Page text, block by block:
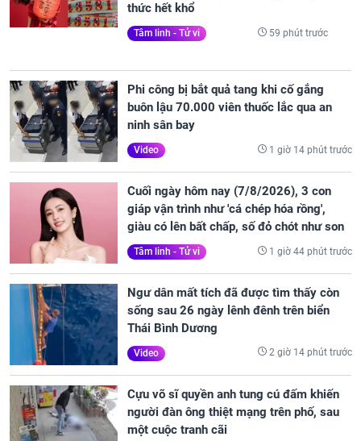
thức hết khổ
Tâm linh - Tử vi 59 phút trước
Phi công bị bắt quả tang khi cố gắng
buôn lậu 70.000 viên thuốc lắc qua an
ninh sân bay
Video 1 giờ 14 phút trước
Cuối ngày hôm nay (7/8/2026), 3 con
giáp vận trình như 'cá chép hóa rồng',
giàu có lên bất chấp, số đỏ chót như son
Tâm linh - Tử vi 1 giờ 44 phút trước
Ngư dân mất tích đã được tìm thấy còn
sống sau 26 ngày lênh đênh trên biển
Thái Bình Dương
Video 2 giờ 14 phút trước
Cựu võ sĩ quyền anh tung cú đấm khiến
người đàn ông thiệt mạng trên phố, sau
một cuộc tranh cãi